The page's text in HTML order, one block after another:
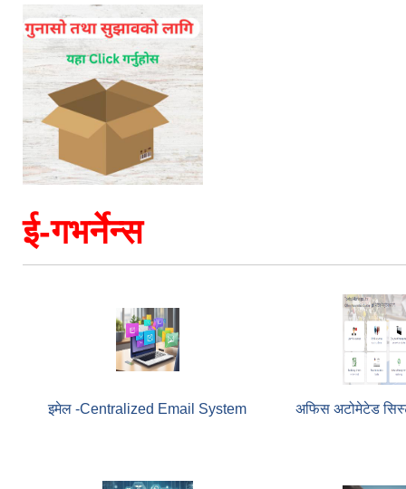
ई-गभर्नेन्स
इमेल -Centralized Email System अफिस अटोमेटेड